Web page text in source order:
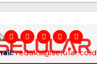
redaksi@selular.co.id